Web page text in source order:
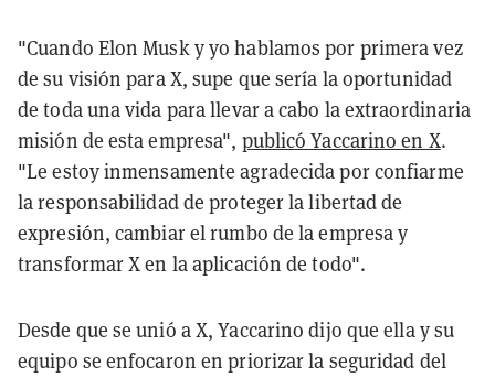
"Cuando Elon Musk y yo hablamos por primera vez
de su visión para X, supe que sería la oportunidad
de toda una vida para llevar a cabo la extraordinaria
misión de esta empresa", publicó Yaccarino en X.
"Le estoy inmensamente agradecida por confiarme
la responsabilidad de proteger la libertad de
expresión, cambiar el rumbo de la empresa y
transformar X en la aplicación de todo".
Desde que se unió a X, Yaccarino dijo que ella y su
equipo se enfocaron en priorizar la seguridad del